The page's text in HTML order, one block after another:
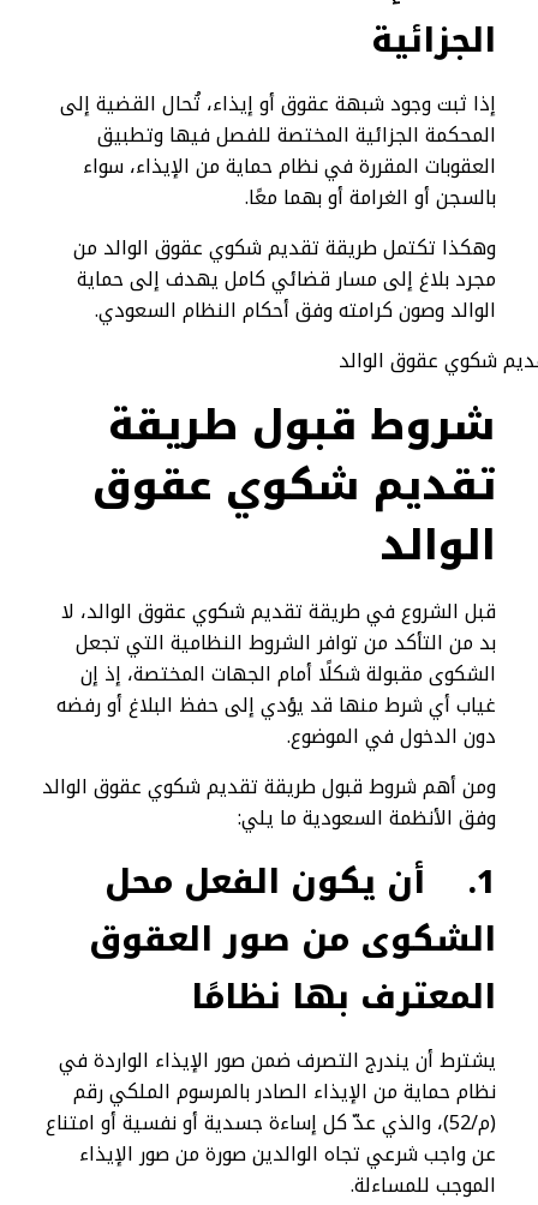
الجزائية
إذا ثبت وجود شبهة عقوق أو إيذاء، تُحال القضية إلى
المحكمة الجزائية المختصة للفصل فيها وتطبيق
العقوبات المقررة في نظام حماية من الإيذاء، سواء
بالسجن أو الغرامة أو بهما معًا.
وهكذا تكتمل طريقة تقديم شكوي عقوق الوالد من
مجرد بلاغ إلى مسار قضائي كامل يهدف إلى حماية
الوالد وصون كرامته وفق أحكام النظام السعودي.
شروط قبول طريقة
تقديم شكوي عقوق
الوالد
قبل الشروع في طريقة تقديم شكوي عقوق الوالد، لا
بد من التأكد من توافر الشروط النظامية التي تجعل
الشكوى مقبولة شكلًا أمام الجهات المختصة، إذ إن
غياب أي شرط منها قد يؤدي إلى حفظ البلاغ أو رفضه
دون الدخول في الموضوع.
ومن أهم شروط قبول طريقة تقديم شكوي عقوق الوالد
وفق الأنظمة السعودية ما يلي:
1.
أن يكون الفعل محل
الشكوى من صور العقوق
المعترف بها نظامًا
يشترط أن يندرج التصرف ضمن صور الإيذاء الواردة في
نظام حماية من الإيذاء الصادر بالمرسوم الملكي رقم
(م/52)، والذي عدّ كل إساءة جسدية أو نفسية أو امتناع
عن واجب شرعي تجاه الوالدين صورة من صور الإيذاء
الموجب للمساءلة.